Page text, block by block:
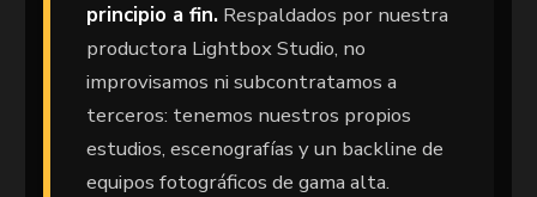
principio a fin. Respaldados por nuestra
productora Lightbox Studio, no
improvisamos ni subcontratamos a
terceros: tenemos nuestros propios
estudios, escenografías y un backline de
equipos fotográficos de gama alta.